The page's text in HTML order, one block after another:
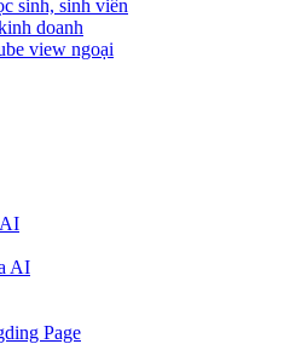
sinh, sinh viên
doanh
view ngoại
AI
Page